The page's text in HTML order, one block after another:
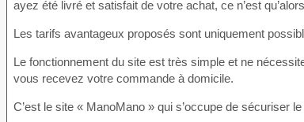
ayez été livré et satisfait de votre achat, ce n’est
Les tarifs avantageux proposés sont uniquement
Le fonctionnement du site est très simple et ne
vous recevez votre commande à domicile.
C’est le site « ManoMano » qui s’occupe de sécuriser